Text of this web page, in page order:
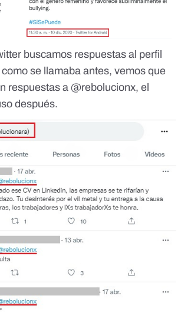
buscamos respuestas al perfil
se llamaba antes, vemos que
respuestas a @rebolucionx, el
después.